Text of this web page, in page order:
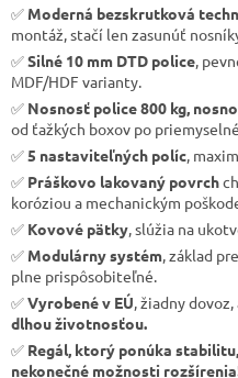
✅ Moderná bezskrutková
montáž, stačí len zasunúť
✅Silné 10 mm DTD police ,
MDF/HDF varianty.
✅ Nosnosť police 800 kg,
od ťažkých boxov po
✅ 5 nastaviteľných políc ,
✅ Práškovo lakovaný povrch
koróziou a mechanickým
✅ Kovové pätky , slúžia na
✅ Modulárny systém , základ
plne prispôsobiteľné.
✅Vyrobené v EÚ , žiadny dovoz,
dlhou životnosťou.
✅ Regál, ktorý ponúka
nekonečné možnosti